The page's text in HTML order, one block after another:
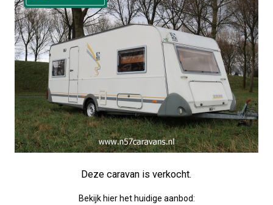
Deze caravan is verkocht.
Bekijk hier het huidige aanbod:
Contact
Over N57 Caravans